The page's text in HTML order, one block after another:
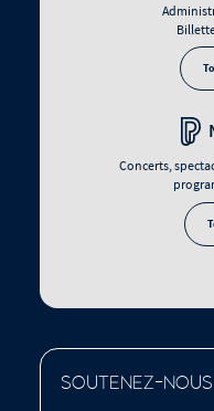
Concerts,
SOUTENEZ-NOUS